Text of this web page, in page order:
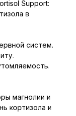
Support:
в
систем.
магнолии и
кортизола и